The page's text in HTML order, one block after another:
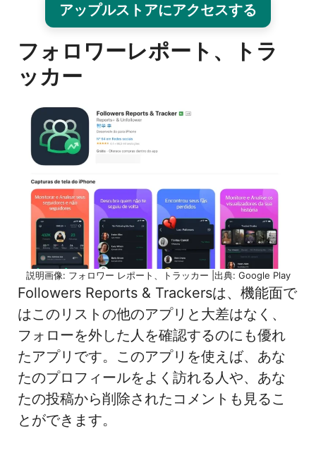
アップルストアにアクセスする
フォロワーレポート、トラ
ッカー
説明画像: フォロワー レポート、トラッカー |出典: Google Play
Followers Reports & Trackersは、機能面で
はこのリストの他のアプリと大差はなく、
フォローを外した人を確認するのにも優れ
たアプリです。このアプリを使えば、あな
たのプロフィールをよく訪れる人や、あな
たの投稿から削除されたコメントも見るこ
とができます。